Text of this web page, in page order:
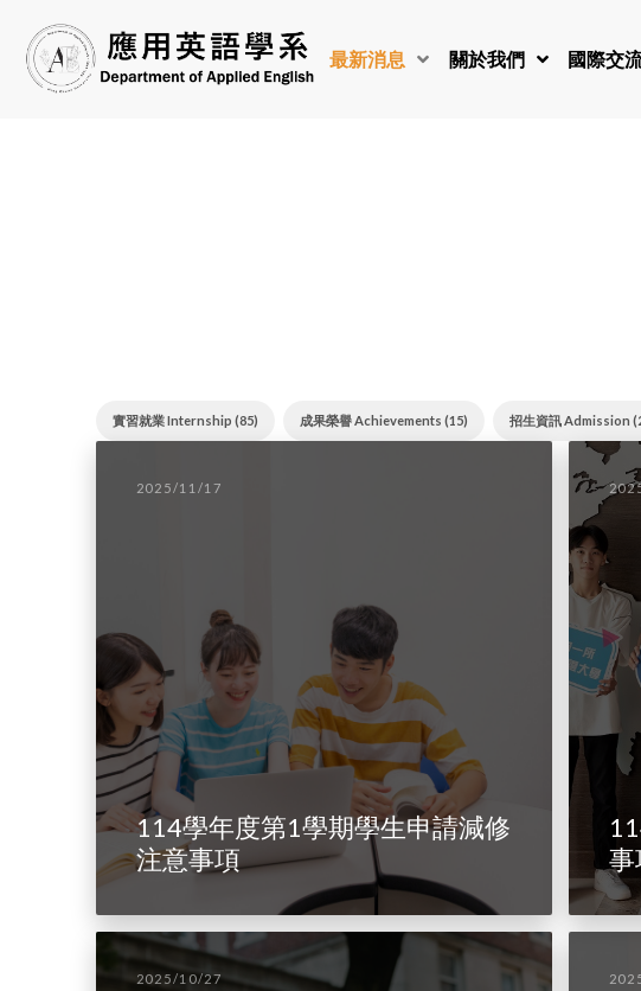
最新消息 關於我們 國際交
實習就業 Internship (85) 成果榮譽 Achievements (15) 招生資訊 Admission
2025/11/17
114學年度第1學期學生申請減修
注意事項
事
2025/10/27